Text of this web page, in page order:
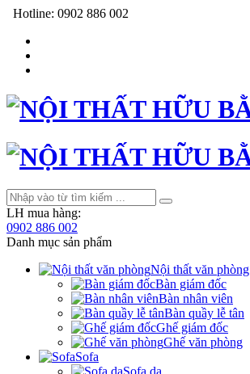
Hotline: 0902 886 002
LH mua hàng:
0902 886 002
Danh mục sản phẩm
Nội thất văn phòng
Bàn giám đốc
Bàn nhân viên
Bàn quầy lễ tân
Ghế giám đốc
Ghế văn phòng
Sofa